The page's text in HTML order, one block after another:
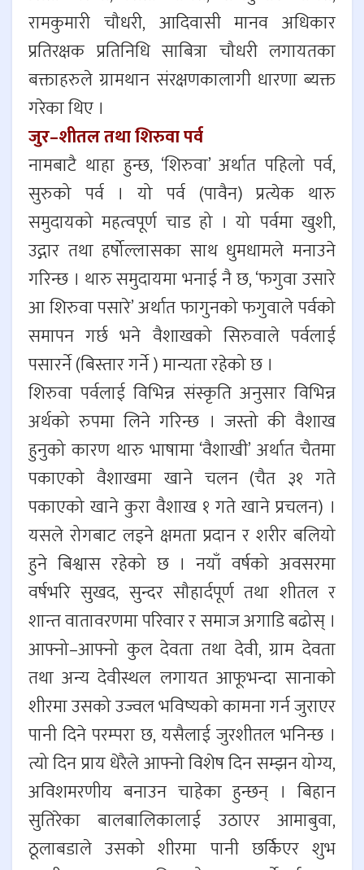
रामकुमारी चौधरी, आदिवासी मानव अधिकार
प्रतिरक्षक प्रतिनिधि साबित्रा चौधरी लगायतका
बक्ताहरुले ग्रामथान संरक्षणकालागी धारणा ब्यक्त
गरेका थिए ।
जुर–शीतल तथा शिरुवा पर्व
नामबाटै थाहा हुन्छ, ‘शिरुवा’ अर्थात पहिलो पर्व,
सुरुको पर्व । यो पर्व (पावैन) प्रत्येक थारु
समुदायको महत्वपूर्ण चाड हो । यो पर्वमा खुशी,
उद्गार तथा हर्षोल्लासका साथ धुमधामले मनाउने
गरिन्छ । थारु समुदायमा भनाई नै छ, ‘फगुवा उसारे
आ शिरुवा पसारे’ अर्थात फागुनको फगुवाले पर्वको
समापन गर्छ भने वैशाखको सिरुवाले पर्वलाई
पसारर्ने (बिस्तार गर्ने ) मान्यता रहेको छ ।
शिरुवा पर्वलाई विभिन्न संस्कृति अनुसार विभिन्न
अर्थको रुपमा लिने गरिन्छ । जस्तो की वैशाख
हुनुको कारण थारु भाषामा ‘वैशाखी’ अर्थात चैतमा
पकाएको वैशाखमा खाने चलन (चैत ३१ गते
पकाएको खाने कुरा वैशाख १ गते खाने प्रचलन) ।
यसले रोगबाट लड्ने क्षमता प्रदान र शरीर बलियो
हुने बिश्वास रहेको छ । नयाँ वर्षको अवसरमा
वर्षभरि सुखद, सुन्दर सौहार्दपूर्ण तथा शीतल र
शान्त वातावरणमा परिवार र समाज अगाडि बढोस् ।
आफ्नो–आफ्नो कुल देवता तथा देवी, ग्राम देवता
तथा अन्य देवीस्थल लगायत आफूभन्दा सानाको
शीरमा उसको उज्वल भविष्यको कामना गर्न जुराएर
पानी दिने परम्परा छ, यसैलाई जुरशीतल भनिन्छ ।
त्यो दिन प्राय धेरैले आफ्नो विशेष दिन सम्झन योग्य,
अविशमरणीय बनाउन चाहेका हुन्छन् । बिहान
सुतिरेका बालबालिकालाई उठाएर आमाबुवा,
ठूलाबडाले उसको शीरमा पानी छर्किएर शुभ